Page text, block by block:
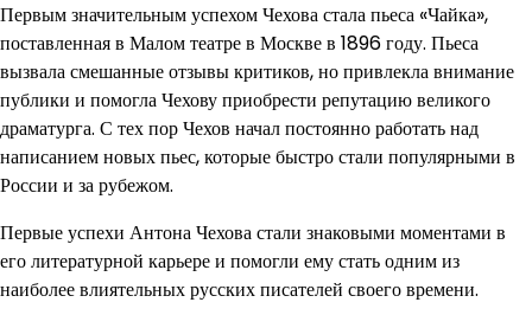
Первым значительным успехом Чехова стала пьеса «Чайка»,
поставленная в Малом театре в Москве в 1896 году. Пьеса
вызвала смешанные отзывы критиков, но привлекла внимание
публики и помогла Чехову приобрести репутацию великого
драматурга. С тех пор Чехов начал постоянно работать над
написанием новых пьес, которые быстро стали популярными в
России и за рубежом.
Первые успехи Антона Чехова стали знаковыми моментами в
его литературной карьере и помогли ему стать одним из
наиболее влиятельных русских писателей своего времени.